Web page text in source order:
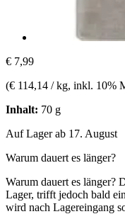
€ 7,99
(€ 114,14 / kg, inkl. 10%
Inhalt: 70 g
Auf Lager ab 17. August
Warum dauert es länger?
Warum dauert es länger?
Lager, trifft jedoch bald
wird nach Lagereingang